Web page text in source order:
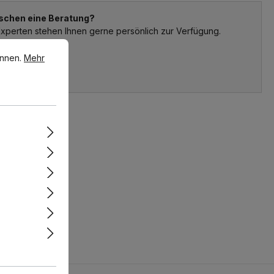
eine Beratung?
stehen Ihnen gerne persönlich zur Verfügung.
03 19 86
Mehr Informationen ...
Mehr